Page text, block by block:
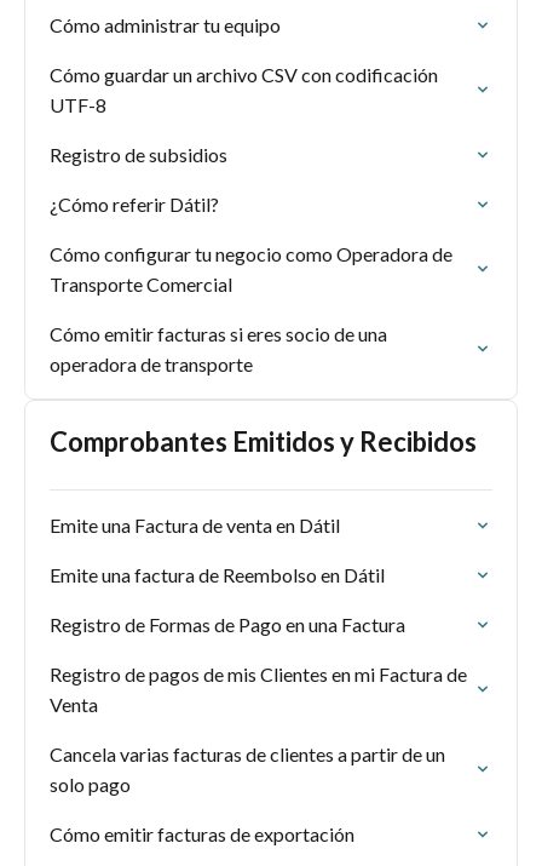
Cómo administrar tu equipo
Cómo guardar un archivo CSV con codificación
UTF-8
Registro de subsidios
¿Cómo referir Dátil?
Cómo configurar tu negocio como Operadora de
Transporte Comercial
Cómo emitir facturas si eres socio de una
operadora de transporte
Comprobantes Emitidos y Recibidos
Emite una Factura de venta en Dátil
Emite una factura de Reembolso en Dátil
Registro de Formas de Pago en una Factura
Registro de pagos de mis Clientes en mi Factura de
Venta
Cancela varias facturas de clientes a partir de un
solo pago
Cómo emitir facturas de exportación